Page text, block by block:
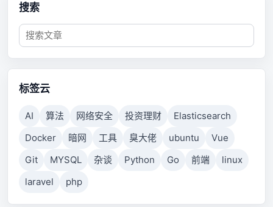
搜索
标签云
AI 算法 网络安全 投资理财
Elasticsearch
Docker
暗网 工具 臭大佬 ubuntu
Vue
Git
MYSQL 杂谈 Python Go 前端
linux
laravel
php